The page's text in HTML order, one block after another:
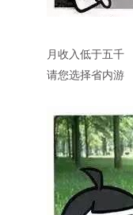
月收入低于五千
请您选择省内游